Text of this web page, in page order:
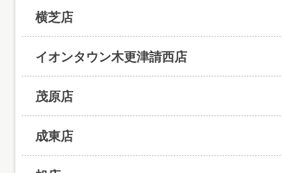
横芝店
イオンタウン木更津請西店
茂原店
成東店